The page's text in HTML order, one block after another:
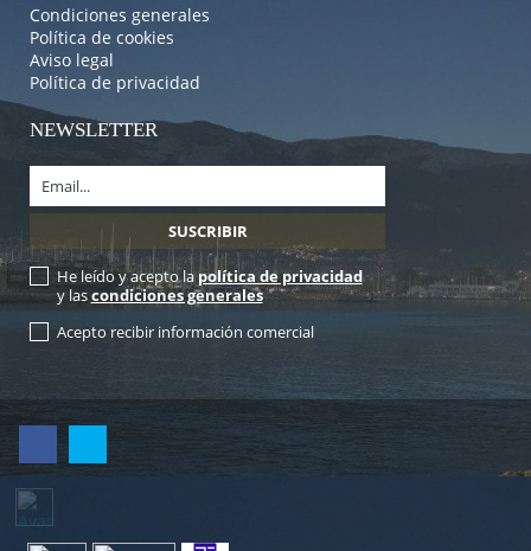
Condiciones generales
Política de cookies
Aviso legal
Política de privacidad
NEWSLETTER
He leído y acepto la política de privacidad
y lascondiciones generales
Acepto recibir información comercial